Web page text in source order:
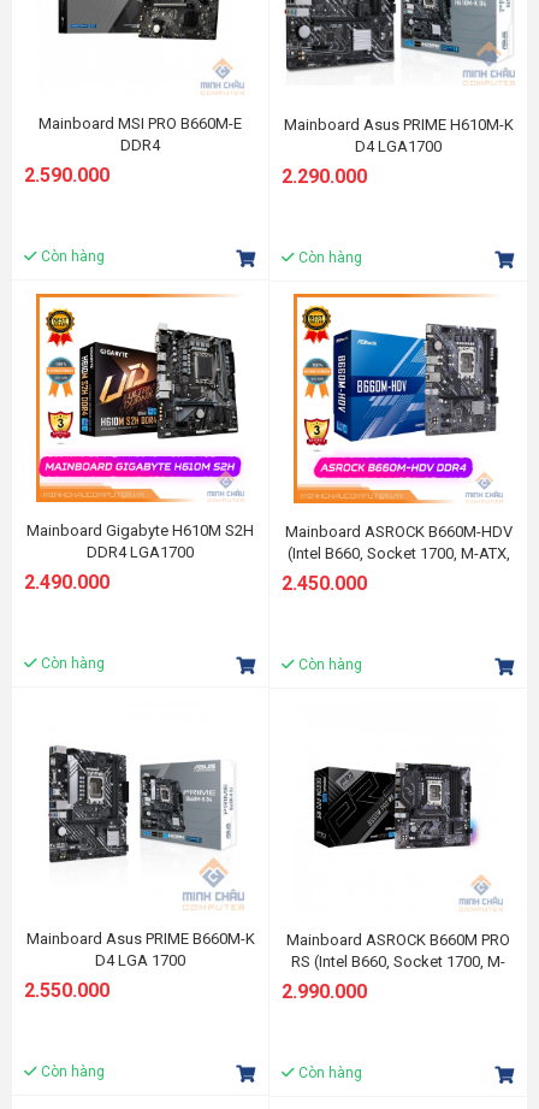
Mainboard MSI PRO B660M-E
DDR4
2.590.000
Còn hàng
Mainboard Asus PRIME H610M-K
D4 LGA1700
2.290.000
Còn hàng
Mainboard Gigabyte H610M S2H
DDR4 LGA1700
2.490.000
Còn hàng
Mainboard ASROCK B660M-HDV
(Intel B660, Socket 1700, M-ATX,
2 khe RAM DDR4)
2.450.000
Còn hàng
Mainboard Asus PRIME B660M-K
D4 LGA 1700
2.550.000
Còn hàng
Mainboard ASROCK B660M PRO
RS (Intel B660, Socket 1700, M-
ATX, 4 khe RAM DDR4)
2.990.000
Còn hàng